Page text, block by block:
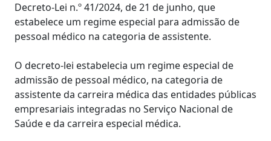
Decreto-Lei n.º 41/2024, de 21 de junho, que
estabelece um regime especial para admissão de
pessoal médico na categoria de assistente.
O decreto-lei estabelecia um regime especial de
admissão de pessoal médico, na categoria de
assistente da carreira médica das entidades públicas
empresariais integradas no Serviço Nacional de
Saúde e da carreira especial médica.